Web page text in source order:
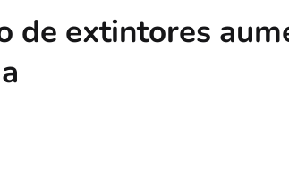
de extintores